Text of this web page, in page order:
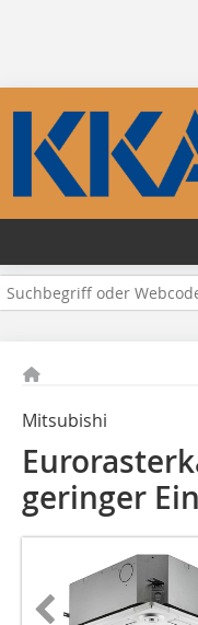
Mitsubishi
geringer